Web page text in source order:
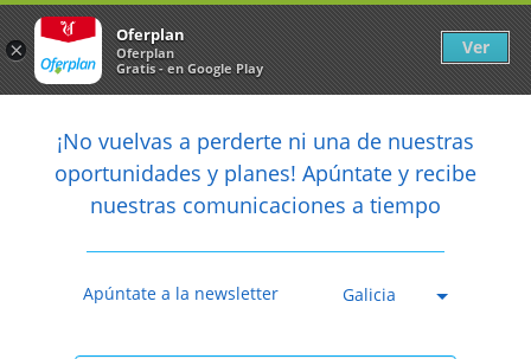

Caducada
arrow_back Newsletter
¡No vuelvas a perderte ni una de nuestras
oportunidades y planes! Apúntate y recibe
nuestras comunicaciones a tiempo
Apúntate a la newsletter Galicia
×
Oferplan
Oferplan
Gratis - en Google Play
Ver